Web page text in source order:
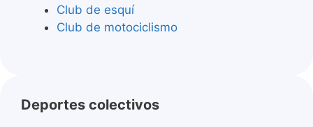
Club de esquí
Club de motociclismo
Deportes colectivos